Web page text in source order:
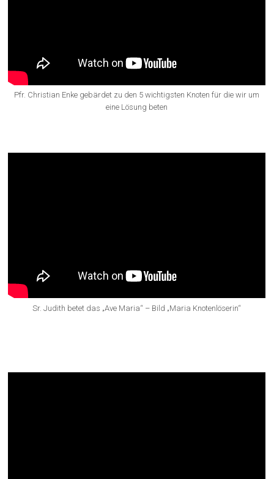
Pfr. Christian Enke gebärdet zu den 5 wichtigsten Knoten für die wir um
eine Lösung beten
Sr. Judith betet das „Ave Maria“ – Bild „Maria Knotenlöserin“